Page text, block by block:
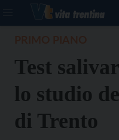
Test
lo studio
di Trento